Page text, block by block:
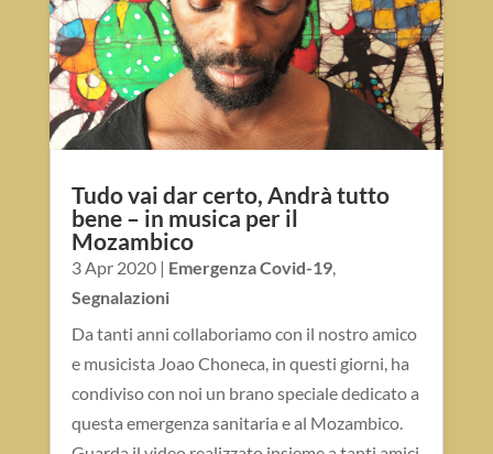
Tudo vai dar certo, Andrà tutto
bene – in musica per il
Mozambico
3 Apr 2020| Emergenza Covid-19,
Segnalazioni
Da tanti anni collaboriamo con il nostro amico
e musicista Joao Choneca, in questi giorni, ha
condiviso con noi un brano speciale dedicato a
questa emergenza sanitaria e al Mozambico.